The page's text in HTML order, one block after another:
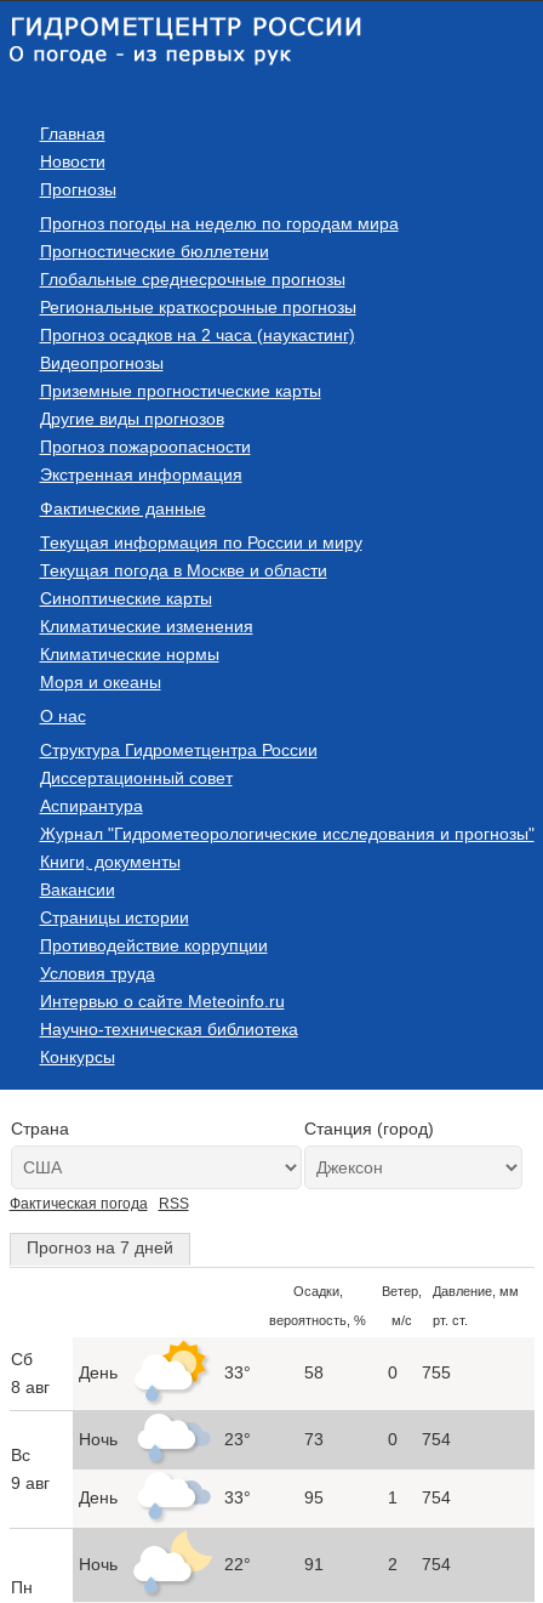
Главная
Новости
Прогнозы
Прогноз погоды на неделю по городам мира
Прогностические бюллетени
Глобальные среднесрочные прогнозы
Региональные краткосрочные прогнозы
Прогноз осадков на 2 часа (наукастинг)
Видеопрогнозы
Приземные прогностические карты
Другие виды прогнозов
Прогноз пожароопасности
Экстренная информация
Фактические данные
Текущая информация по России и миру
Текущая погода в Москве и области
Синоптические карты
Климатические изменения
Климатические нормы
Моря и океаны
О нас
Структура Гидрометцентра России
Диссертационный совет
Аспирантура
Журнал "Гидрометеорологические исследования и прогнозы"
Книги, документы
Вакансии
Страницы истории
Противодействие коррупции
Условия труда
Интервью о сайте Meteoinfo.ru
Научно-техническая библиотека
Конкурсы
Страна Станция (город)
Фактическая погода RSS
Прогноз на 7 дней
Осадки,
вероятность, %
Ветер,
м/с
Давление, мм
рт. ст.
Сб
8 авг
День 33° 58 0 755
Вс
9 авг
Ночь 23° 73 0 754
День 33° 95 1 754
Пн
Ночь 22° 91 2 754